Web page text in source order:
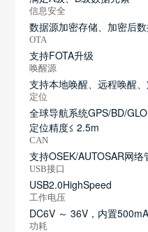
信息安全
数据源加密存储、加密后
OTA
支持FOTA升级
唤醒源
支持本地唤醒、远程唤醒
定位
全球导航系统GPS/BD/
定位精度≤ 2.5m
CAN
支持OSEK/AUTOSAR网
USB接口
USB2.0HighSpeed
工作电压
DC6V ～ 36V，内置
功耗